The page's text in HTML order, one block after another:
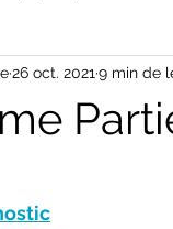
26 oct. 2021 9 min de